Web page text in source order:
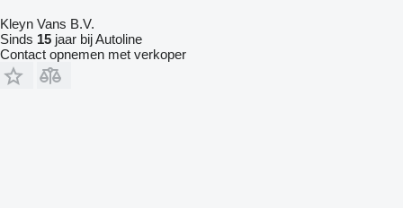
Kleyn Vans B.V.
Sinds 15 jaar bij Autoline
Contact opnemen met verkoper